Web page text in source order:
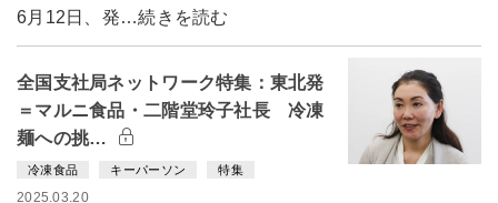
6月12日、発…続きを読む
全国支社局ネットワーク特集：東北発
＝マルニ食品・二階堂玲子社長 冷凍
麺への挑…
冷凍食品 キーパーソン 特集
2025.03.20